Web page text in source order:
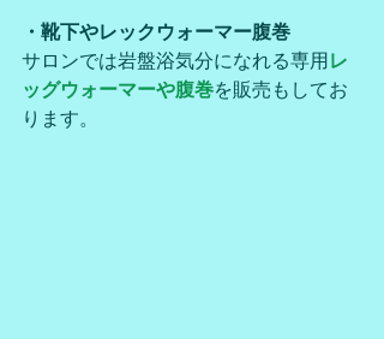
・靴下やレックウォーマー腹巻
サロンでは岩盤浴気分になれる専用 レ
ッグウォーマーや腹巻を販売もしてお
ります。